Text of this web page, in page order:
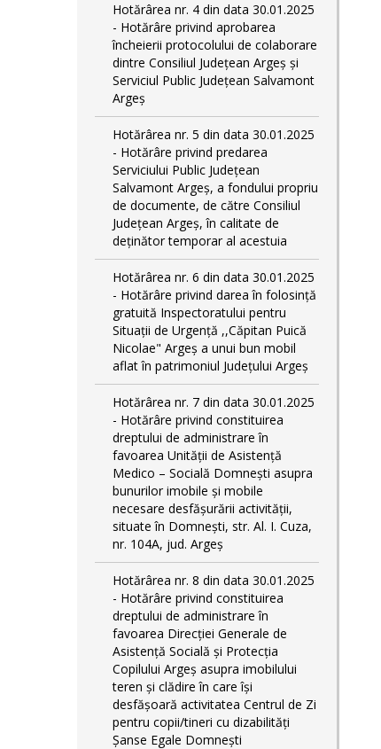
Hotărârea nr. 4 din data 30.01.2025
- Hotărâre privind aprobarea
încheierii protocolului de colaborare
dintre Consiliul Județean Argeș și
Serviciul Public Județean Salvamont
Argeș
Hotărârea nr. 5 din data 30.01.2025
- Hotărâre privind predarea
Serviciului Public Județean
Salvamont Argeș, a fondului propriu
de documente, de către Consiliul
Județean Argeș, în calitate de
deținător temporar al acestuia
Hotărârea nr. 6 din data 30.01.2025
- Hotărâre privind darea în folosință
gratuită Inspectoratului pentru
Situații de Urgență ,,Căpitan Puică
Nicolae" Argeș a unui bun mobil
aflat în patrimoniul Județului Argeș
Hotărârea nr. 7 din data 30.01.2025
- Hotărâre privind constituirea
dreptului de administrare în
favoarea Unității de Asistență
Medico – Socială Domnești asupra
bunurilor imobile și mobile
necesare desfășurării activității,
situate în Domnești, str. Al. I. Cuza,
nr. 104A, jud. Argeș
Hotărârea nr. 8 din data 30.01.2025
- Hotărâre privind constituirea
dreptului de administrare în
favoarea Direcției Generale de
Asistență Socială și Protecția
Copilului Argeș asupra imobilului
teren și clădire în care își
desfășoară activitatea Centrul de Zi
pentru copii/tineri cu dizabilități
Șanse Egale Domnești